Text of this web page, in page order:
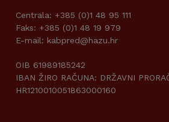
Centrala: +385 (0)1 48 95 111
Faks: +385 (0)1 48 19 979
E-mail: kabpred@hazu.hr
OIB 61989185242
IBAN ŽIRO RAČUNA: DRŽAVNI
HR1210010051863000160